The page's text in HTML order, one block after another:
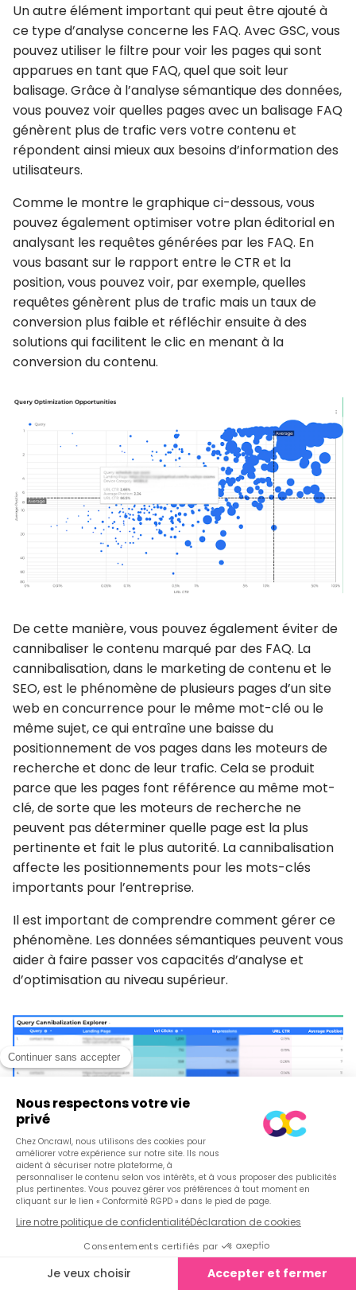
Un autre élément important qui peut être ajouté à
ce type d’analyse concerne les FAQ. Avec GSC, vous
pouvez utiliser le filtre pour voir les pages qui sont
apparues en tant que FAQ, quel que soit leur
balisage. Grâce à l’analyse sémantique des données,
vous pouvez voir quelles pages avec un balisage FAQ
génèrent plus de trafic vers votre contenu et
répondent ainsi mieux aux besoins d’information des
utilisateurs.
Comme le montre le graphique ci-dessous, vous
pouvez également optimiser votre plan éditorial en
analysant les requêtes générées par les FAQ. En
vous basant sur le rapport entre le CTR et la
position, vous pouvez voir, par exemple, quelles
requêtes génèrent plus de trafic mais un taux de
conversion plus faible et réfléchir ensuite à des
solutions qui facilitent le clic en menant à la
conversion du contenu.
De cette manière, vous pouvez également éviter de
cannibaliser le contenu marqué par des FAQ. La
cannibalisation, dans le marketing de contenu et le
SEO, est le phénomène de plusieurs pages d’un site
weben concurrence pour le même mot-clé ou le
même sujet, ce qui entraîne une baisse du
positionnement de vos pages dans les moteurs de
recherche et donc de leur trafic. Cela se produit
parce que les pages font référence au même mot-
clé, de sorte que les moteurs de recherche ne
peuvent pas déterminer quelle page est la plus
pertinente et fait le plus autorité. La cannibalisation
affecte les positionnements pour les mots-clés
importants pour l’entreprise.
Il est important de comprendre comment gérer ce
phénomène. Les données sémantiques peuvent vous
aider à faire passer vos capacités d’analyse et
d’optimisation au niveau supérieur.
Conclusion
En conclusion, un site e-commerce efficace
nécessite une approche stratégique qui prend en
compte diverses tactiques et métriques.